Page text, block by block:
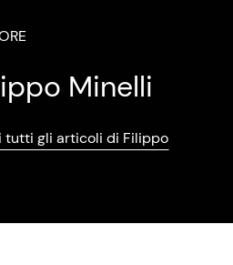
Minelli
tutti gli articoli di Filippo